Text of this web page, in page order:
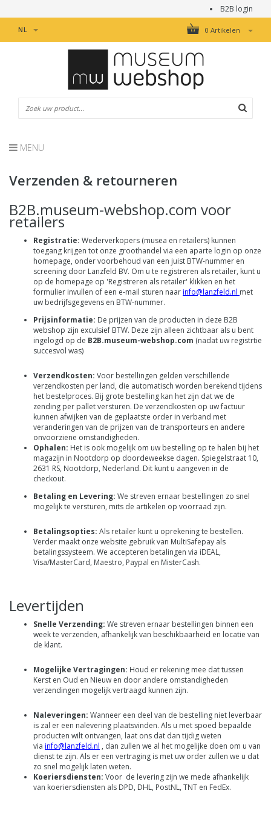
B2B login
0 Artikelen
NL
MENU
Verzenden & retourneren
B2B.museum-webshop.com voor
retailers
Registratie: Wederverkopers (musea en retailers) kunnen
toegang krijgen tot onze groothandel via een aparte login op onze
homepage, onder voorbehoud van een juist BTW-nummer en
screening door Lanzfeld BV. Om u te registreren als retailer, kunt u
op de homepage op 'Registreren als retailer' klikken en het
formulier invullen of een e-mail sturen naarinfo@lanzfeld.nl met
uw bedrijfsgegevens en BTW-nummer.
Prijsinformatie: De prijzen van de producten in deze B2B
webshop zijn exculsief BTW. Deze zijn alleen zichtbaar als u bent
ingelogd op de B2B.museum-webshop.com (nadat uw registrtie
succesvol was)
Verzendkosten: Voor bestellingen gelden verschillende
verzendkosten per land, die automatisch worden berekend tijdens
het bestelproces. Bij grote bestelling kan het zijn dat we de
zending per pallet versturen. De verzendkosten op uw factuur
kunnen afwijken van de geplaatste order in verband met
veranderingen van de prijzen van de transporteurs en andere
onvoorziene omstandigheden.
Ophalen: Het is ook mogelijk om uw bestelling op te halen bij het
magazijn in Nootdorp op doordeweekse dagen. Spiegelstraat 10,
2631 RS, Nootdorp, Nederland. Dit kunt u aangeven in de
checkout.
Betaling en Levering: We streven ernaar bestellingen zo snel
mogelijk te versturen, mits de artikelen op voorraad zijn.
Betalingsopties: Als retailer kunt u oprekening te bestellen.
Verder maakt onze website gebruik van MultiSafepay als
betalingssysteem. We accepteren betalingen via iDEAL,
Visa/MasterCard, Maestro, Paypal en MisterCash.
Levertijden
Snelle Verzending: We streven ernaar bestellingen binnen een
week te verzenden, afhankelijk van beschikbaarheid en locatie van
de klant.
Mogelijke Vertragingen: Houd er rekening mee dat tussen
Kerst en Oud en Nieuw en door andere omstandigheden
verzendingen mogelijk vertraagd kunnen zijn.
Naleveringen: Wanneer een deel van de bestelling niet leverbaar
is zal er een nalevering plaatsvinden. Als u met spoed bepaalde
producten wilt ontvangen, laat ons dat dan tijdig weten
via info@lanzfeld.nl , dan zullen we al het mogelijke doen om u van
dienst te zijn. Als er een vertraging is met uw order zullen we u dat
zo snel mogelijk laten weten.
Koeriersdiensten: Voor de levering zijn we mede afhankelijk
van koeriersdiensten als DPD, DHL, PostNL, TNT en FedEx.